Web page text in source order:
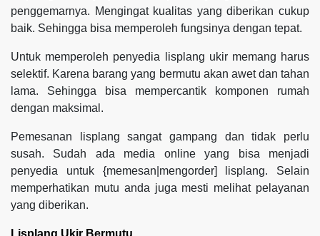
penggemarnya. Mengingat kualitas yang diberikan cukup
baik. Sehingga bisa memperoleh fungsinya dengan tepat.
Untuk memperoleh penyedia lisplang ukir memang harus
selektif. Karena barang yang bermutu akan awet dan tahan
lama. Sehingga bisa mempercantik komponen rumah
dengan maksimal.
Pemesanan lisplang sangat gampang dan tidak perlu
susah. Sudah ada media online yang bisa menjadi
penyedia untuk {memesan|mengorder] lisplang. Selain
memperhatikan mutu anda juga mesti melihat pelayanan
yang diberikan.
Lisplang Ukir Bermutu